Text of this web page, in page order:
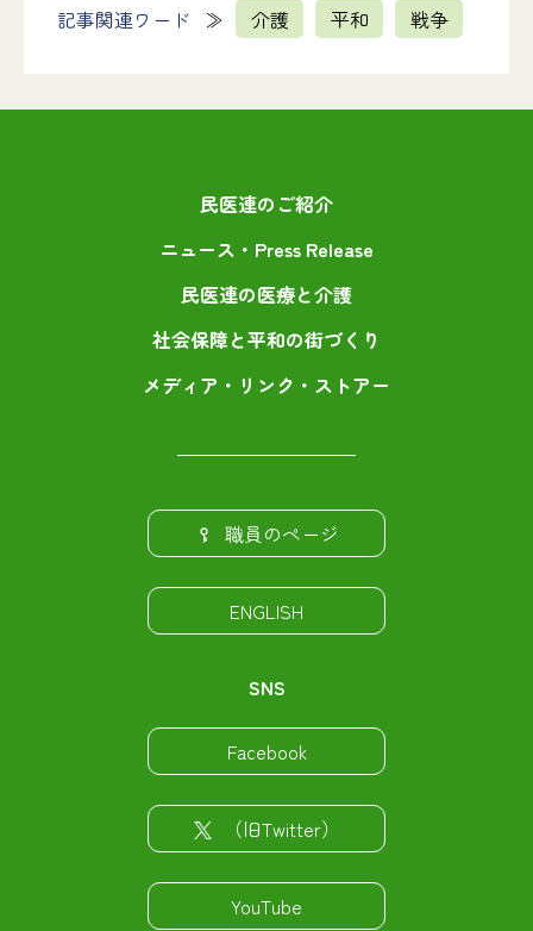
記事関連ワード 介護 平和 戦争
民医連のご紹介
ニュース・Press Release
民医連の医療と介護
社会保障と平和の街づくり
メディア・リンク・ストアー
職員のページ
ENGLISH
SNS
Facebook
（旧Twitter）
YouTube